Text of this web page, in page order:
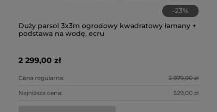
kwadratowy łamany +
Kominek, ogrzewacz
Cena regularna: